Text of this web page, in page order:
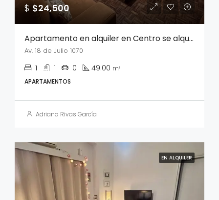
$ $24,500
Apartamento en alquiler en Centro se alquila sin muebles
Av. 18 de Julio 1070
1 1 0 49.00 m²
APARTAMENTOS
Adriana Rivas García
EN ALQUILER